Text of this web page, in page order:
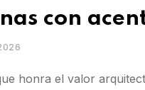
con
honra el valor